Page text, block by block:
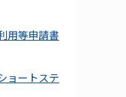
用等申請書
ョートステ